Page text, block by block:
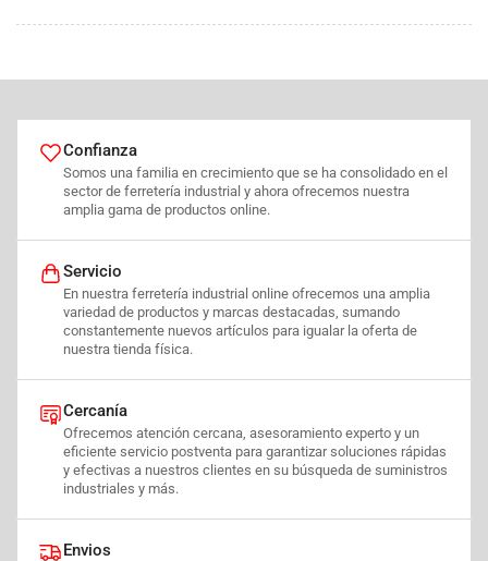
Confianza
Somos una familia en crecimiento que se ha consolidado en el
sector de ferretería industrial y ahora ofrecemos nuestra
amplia gama de productos online.
Servicio
En nuestra ferretería industrial online ofrecemos una amplia
variedad de productos y marcas destacadas, sumando
constantemente nuevos artículos para igualar la oferta de
nuestra tienda física.
Cercanía
Ofrecemos atención cercana, asesoramiento experto y un
eficiente servicio postventa para garantizar soluciones rápidas
y efectivas a nuestros clientes en su búsqueda de suministros
industriales y más.
Envios